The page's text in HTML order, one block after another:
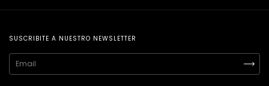
SUSCRIBITE A NUESTRO NEWSLETTER